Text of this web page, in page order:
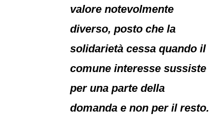
valore notevolmente
diverso, posto che la
solidarietà cessa quando il
comune interesse sussiste
per una parte della
domanda e non per il resto.